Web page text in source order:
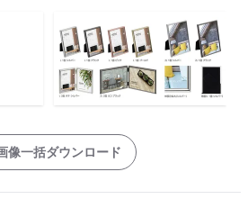
像一括ダウンロード